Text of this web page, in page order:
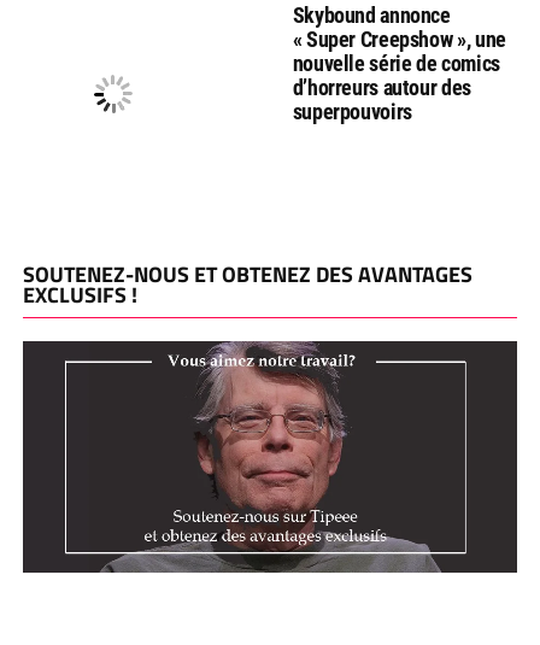
Skybound annonce
« Super Creepshow », une
nouvelle série de comics
d’horreurs autour des
superpouvoirs
SOUTENEZ-NOUS ET OBTENEZ DES AVANTAGES
EXCLUSIFS !